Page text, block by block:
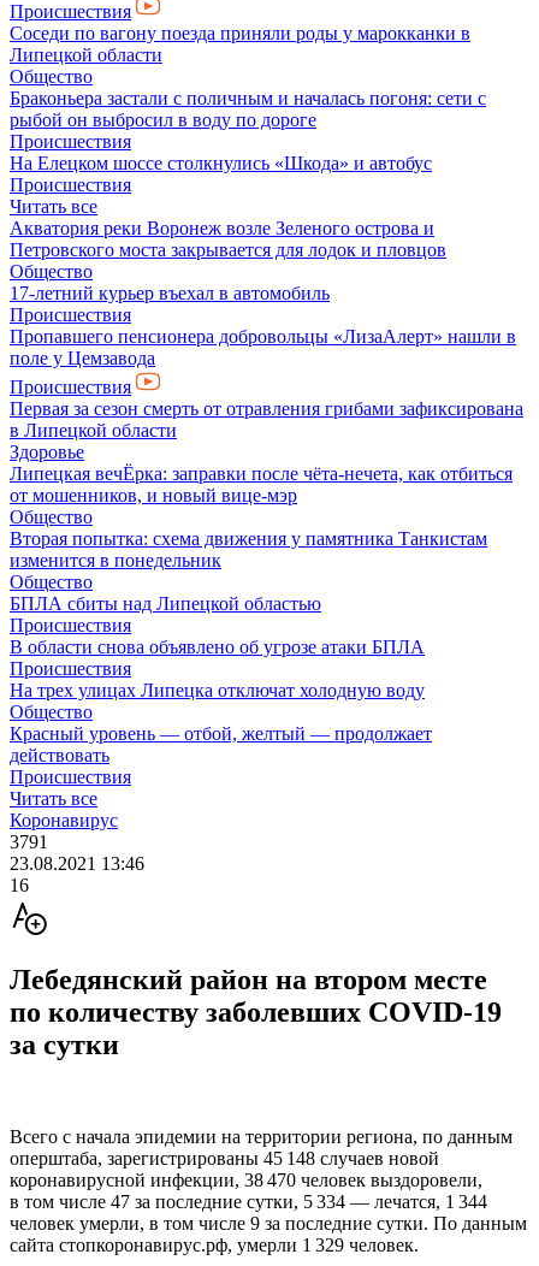
Происшествия
Соседи по вагону поезда приняли роды у марокканки в
Липецкой области
Общество
Браконьера застали с поличным и началась погоня: сети с
рыбой он выбросил в воду по дороге
Происшествия
На Елецком шоссе столкнулись «Шкода» и автобус
Происшествия
Читать все
Акватория реки Воронеж возле Зеленого острова и
Петровского моста закрывается для лодок и пловцов
Общество
17-летний курьер въехал в автомобиль
Происшествия
Пропавшего пенсионера добровольцы «ЛизаАлерт» нашли в
поле у Цемзавода
Происшествия
Первая за сезон смерть от отравления грибами зафиксирована
в Липецкой области
Здоровье
Липецкая вечЁрка: заправки после чёта-нечета, как отбиться
от мошенников, и новый вице-мэр
Общество
Вторая попытка: схема движения у памятника Танкистам
изменится в понедельник
Общество
БПЛА сбиты над Липецкой областью
Происшествия
В области снова объявлено об угрозе атаки БПЛА
Происшествия
На трех улицах Липецка отключат холодную воду
Общество
Красный уровень — отбой, желтый — продолжает
действовать
Происшествия
Читать все
Коронавирус
3791
23.08.2021 13:46
16
Лебедянский район на втором месте
по количеству заболевших COVID-19
за сутки
Всего с начала эпидемии на территории региона, по данным
оперштаба, зарегистрированы 45 148 случаев новой
коронавирусной инфекции, 38 470 человек выздоровели,
в том числе 47 за последние сутки, 5 334 — лечатся, 1 344
человек умерли, в том числе 9 за последние сутки. По данным
сайта стопкоронавирус.рф, умерли 1 329 человек.